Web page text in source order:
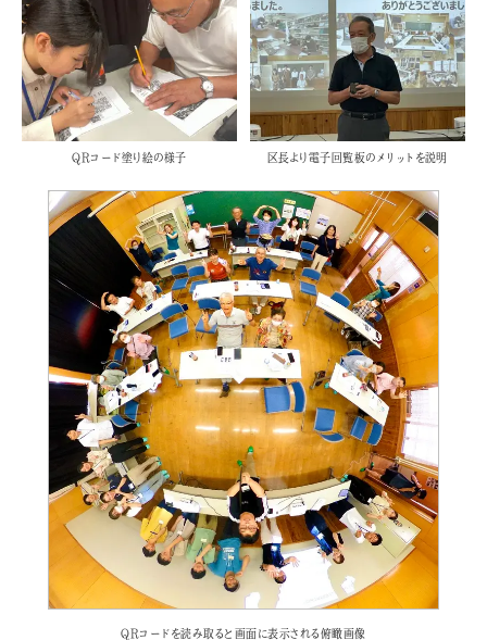
QRコード塗り絵の様子 区長より電子回覧板のメリットを説明
QRコードを読み取ると画面に表示される俯瞰画像